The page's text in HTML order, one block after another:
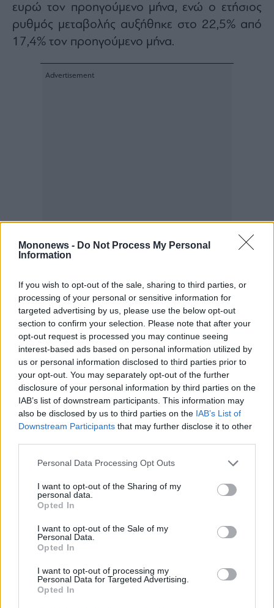
Mononews - Do Not Process My Personal
Information
If you wish to opt-out of the sale, sharing to third parties, or
processing of your personal or sensitive information for
targeted advertising by us, please use the below opt-out
section to confirm your selection. Please note that after your
opt-out request is processed you may continue seeing
interest-based ads based on personal information utilized by
us or personal information disclosed to third parties prior to
your opt-out. You may separately opt-out of the further
disclosure of your personal information by third parties on the
IAB’s list of downstream participants. This information may
also be disclosed by us to third parties on the IAB’s List of
Downstream Participants that may further disclose it to other
Personal Data Processing Opt Outs
I want to opt-out of the Sharing of my
personal data.
Opted In
I want to opt-out of the Sale of my
Personal Data.
Opted In
I want to opt-out of processing my
Personal Data for Targeted Advertising.
Opted In
ευρώ τον προηγούμενο μήνα, ενώ ο ετήσιος
ρυθμός μεταβολής αυξήθηκε στο 22,5% από
17,4% τον προηγούμενο μήνα.
Καταθέσεις από τον ιδιωτικό τομέα
Οι καταθέσεις του ιδιωτικού τομέα μειώθηκαν
κατά 66 εκατ. ευρώ, τον Απρίλιο του 2026,
έναντι αύξησης κατά 2.080 εκατ. ευρώ τον
μεταβολής αυξήθηκε στο 5,8% από 5,4% τον
προηγούμενο μήνα.